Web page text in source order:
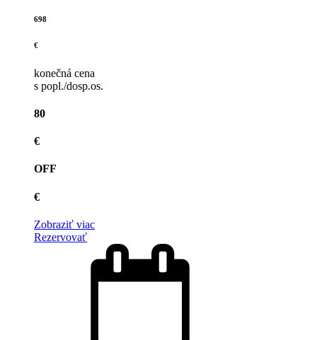
698
€
konečná cena
s popl./dosp.os.
80
€
OFF
€
Zobraziť viac
Rezervovať